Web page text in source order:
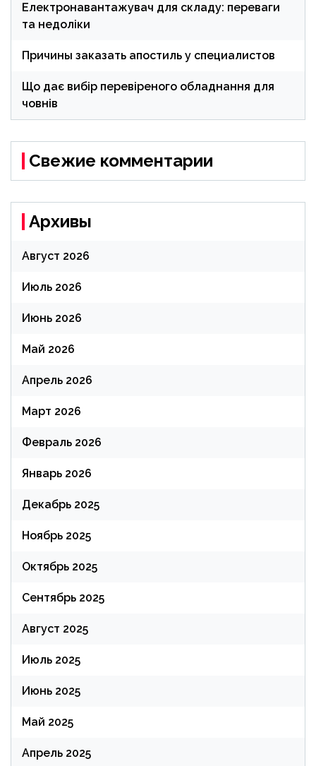
Електронавантажувач для складу: переваги
та недоліки
Причины заказать апостиль у специалистов
Що дає вибір перевіреного обладнання для
човнів
Свежие комментарии
Архивы
Август 2026
Июль 2026
Июнь 2026
Май 2026
Апрель 2026
Март 2026
Февраль 2026
Январь 2026
Декабрь 2025
Ноябрь 2025
Октябрь 2025
Сентябрь 2025
Август 2025
Июль 2025
Июнь 2025
Май 2025
Апрель 2025